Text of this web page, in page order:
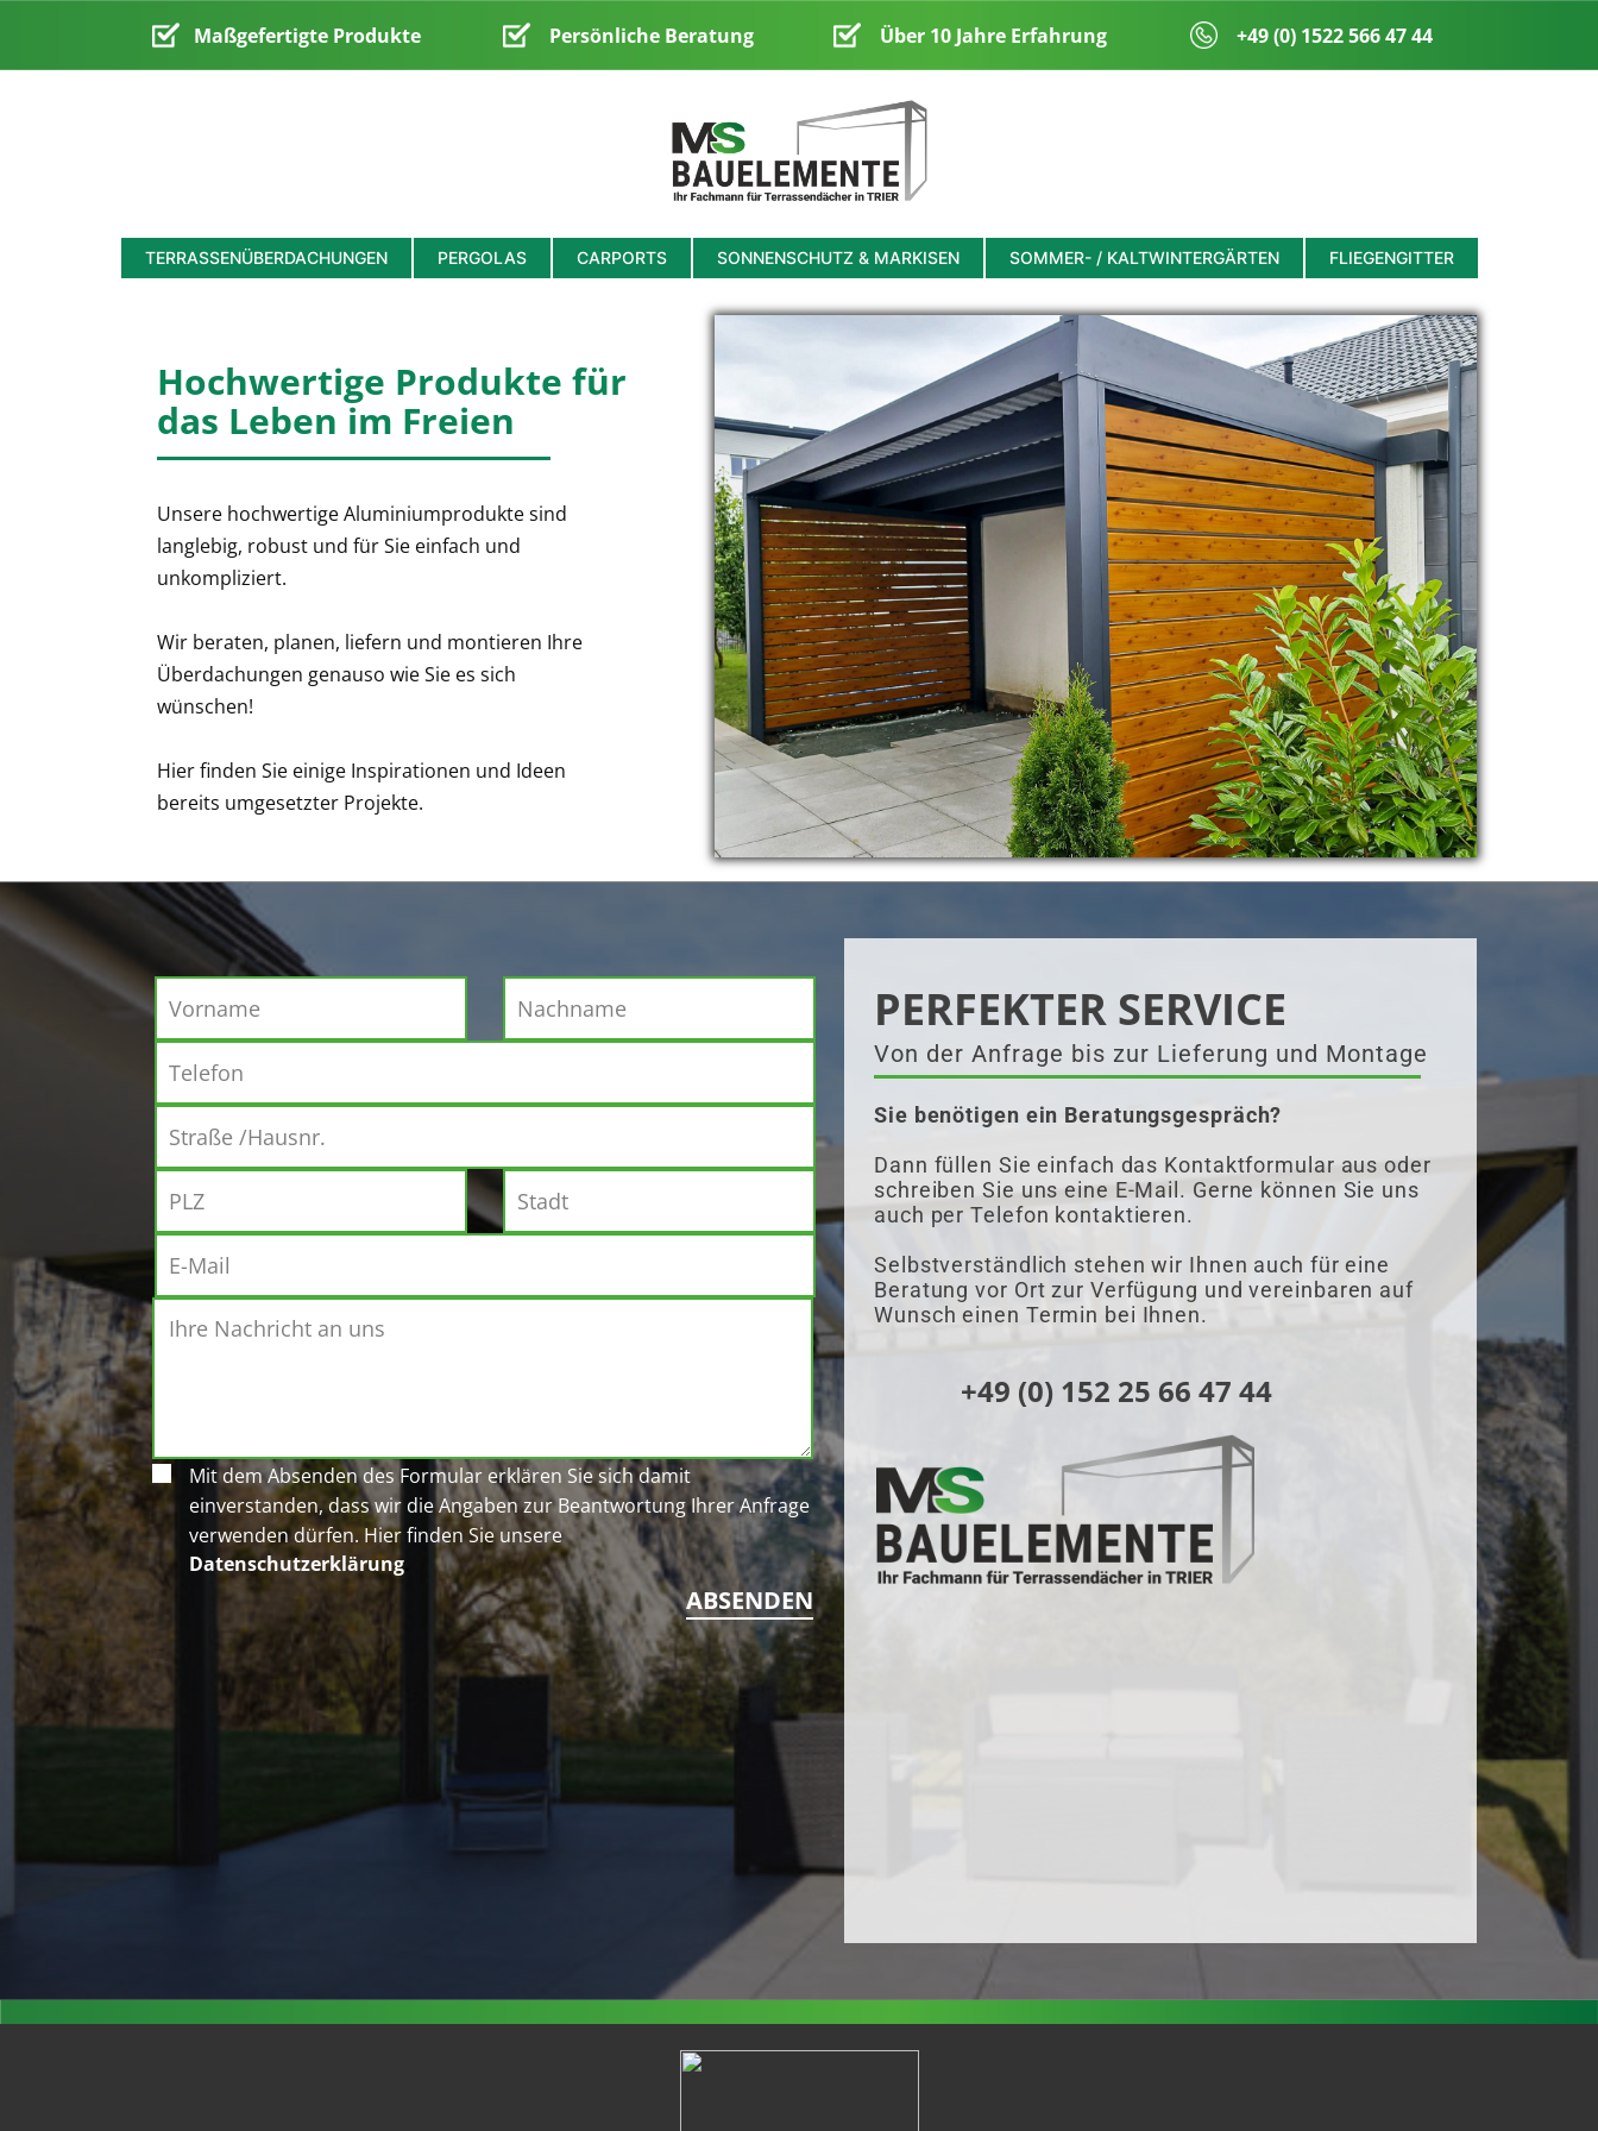
Maßgefertigte Produkte Persönliche Beratung Über 10 Jahre Erfahrung ​​+49 (0) 1522 566 47 44
TERRASSENÜBERDACHUNGEN PERGOLAS CARPORTS SONNENSCHUTZ & MARKISEN SOMMER- / KALTWINTERGÄRTEN FLIEGENGITTER
Hochwertige Produkte für
das Leben im Freien
Unsere hochwertige Aluminiumprodukte sind
langlebig, robust und für Sie einfach und
unkompliziert.
Wir beraten, planen, liefern und montieren Ihre
Überdachungen genauso wie Sie es sich
wünschen!
Hier finden Sie einige Inspirationen und Ideen
bereits umgesetzter Projekte.
Mit dem Absenden des Formular erklären Sie sich damit
einverstanden, dass wir die Angaben zur Beantwortung Ihrer Anfrage
verwenden dürfen. Hier finden Sie unsere
Datenschutzerklärung
ABSENDEN
PERFEKTER SERVICE
Von der Anfrage bis zur Lieferung und Montage
Sie benötigen ein Beratungsgespräch?
Dann füllen Sie einfach das Kontaktformular aus oder
schreiben Sie uns eine E-Mail. Gerne können Sie uns
auch per Telefon kontaktieren.
Selbstverständlich stehen wir Ihnen auch für eine
Beratung vor Ort zur Verfügung und vereinbaren auf
Wunsch einen Termin bei Ihnen.
+49 (0) 152 25 66 47 44